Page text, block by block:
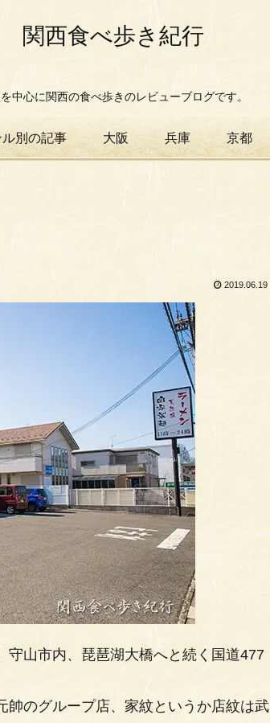
関西食べ歩き紀行
中心に関西の食べ歩きのレビューブログです。
ル別の記事 大阪 兵庫 京都
2019.06.19
守山市内、琵琶湖大橋へと続く国道477
帥のグループ店、家紋というか店紋は武